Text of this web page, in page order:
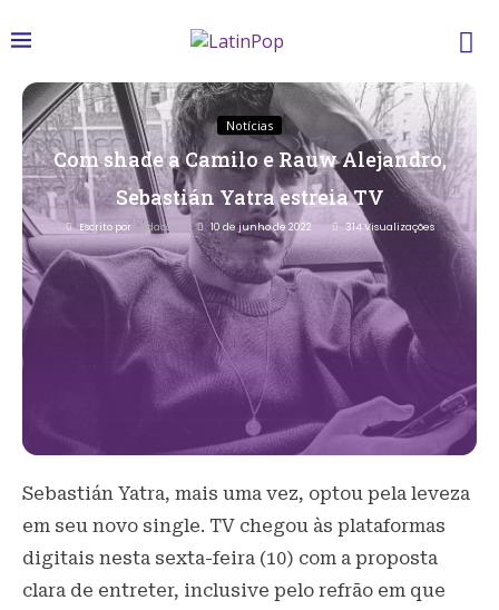
Notícias
Com shade a Camilo e Rauw Alejandro,
Sebastián Yatra estreia TV
Escrito por Redacao 10 de junho de 2022 314Visualizações
Sebastián Yatra, mais uma vez, optou pela leveza
em seu novo single. TV chegou às plataformas
digitais nesta sexta-feira (10) com a proposta
clara de entreter, inclusive pelo refrão em que